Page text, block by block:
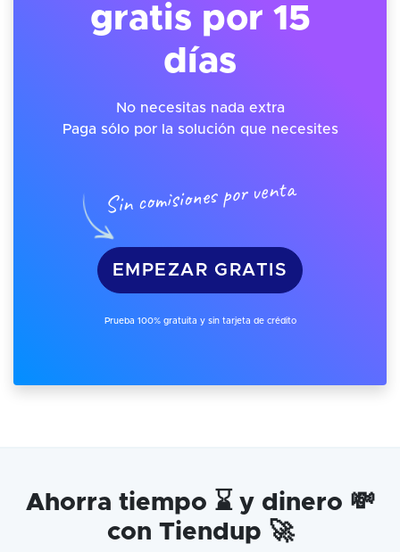
gratis por 15
días
No necesitas nada extra
Paga sólo por la solución que necesites
Sin comisiones por venta
EMPEZAR GRATIS
Prueba 100% gratuita y sin tarjeta de crédito
Ahorra tiempo ⌛ y dinero 💸
con Tiendup 🚀